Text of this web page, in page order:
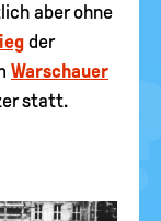
aber ohne
der
Warschauer
statt.